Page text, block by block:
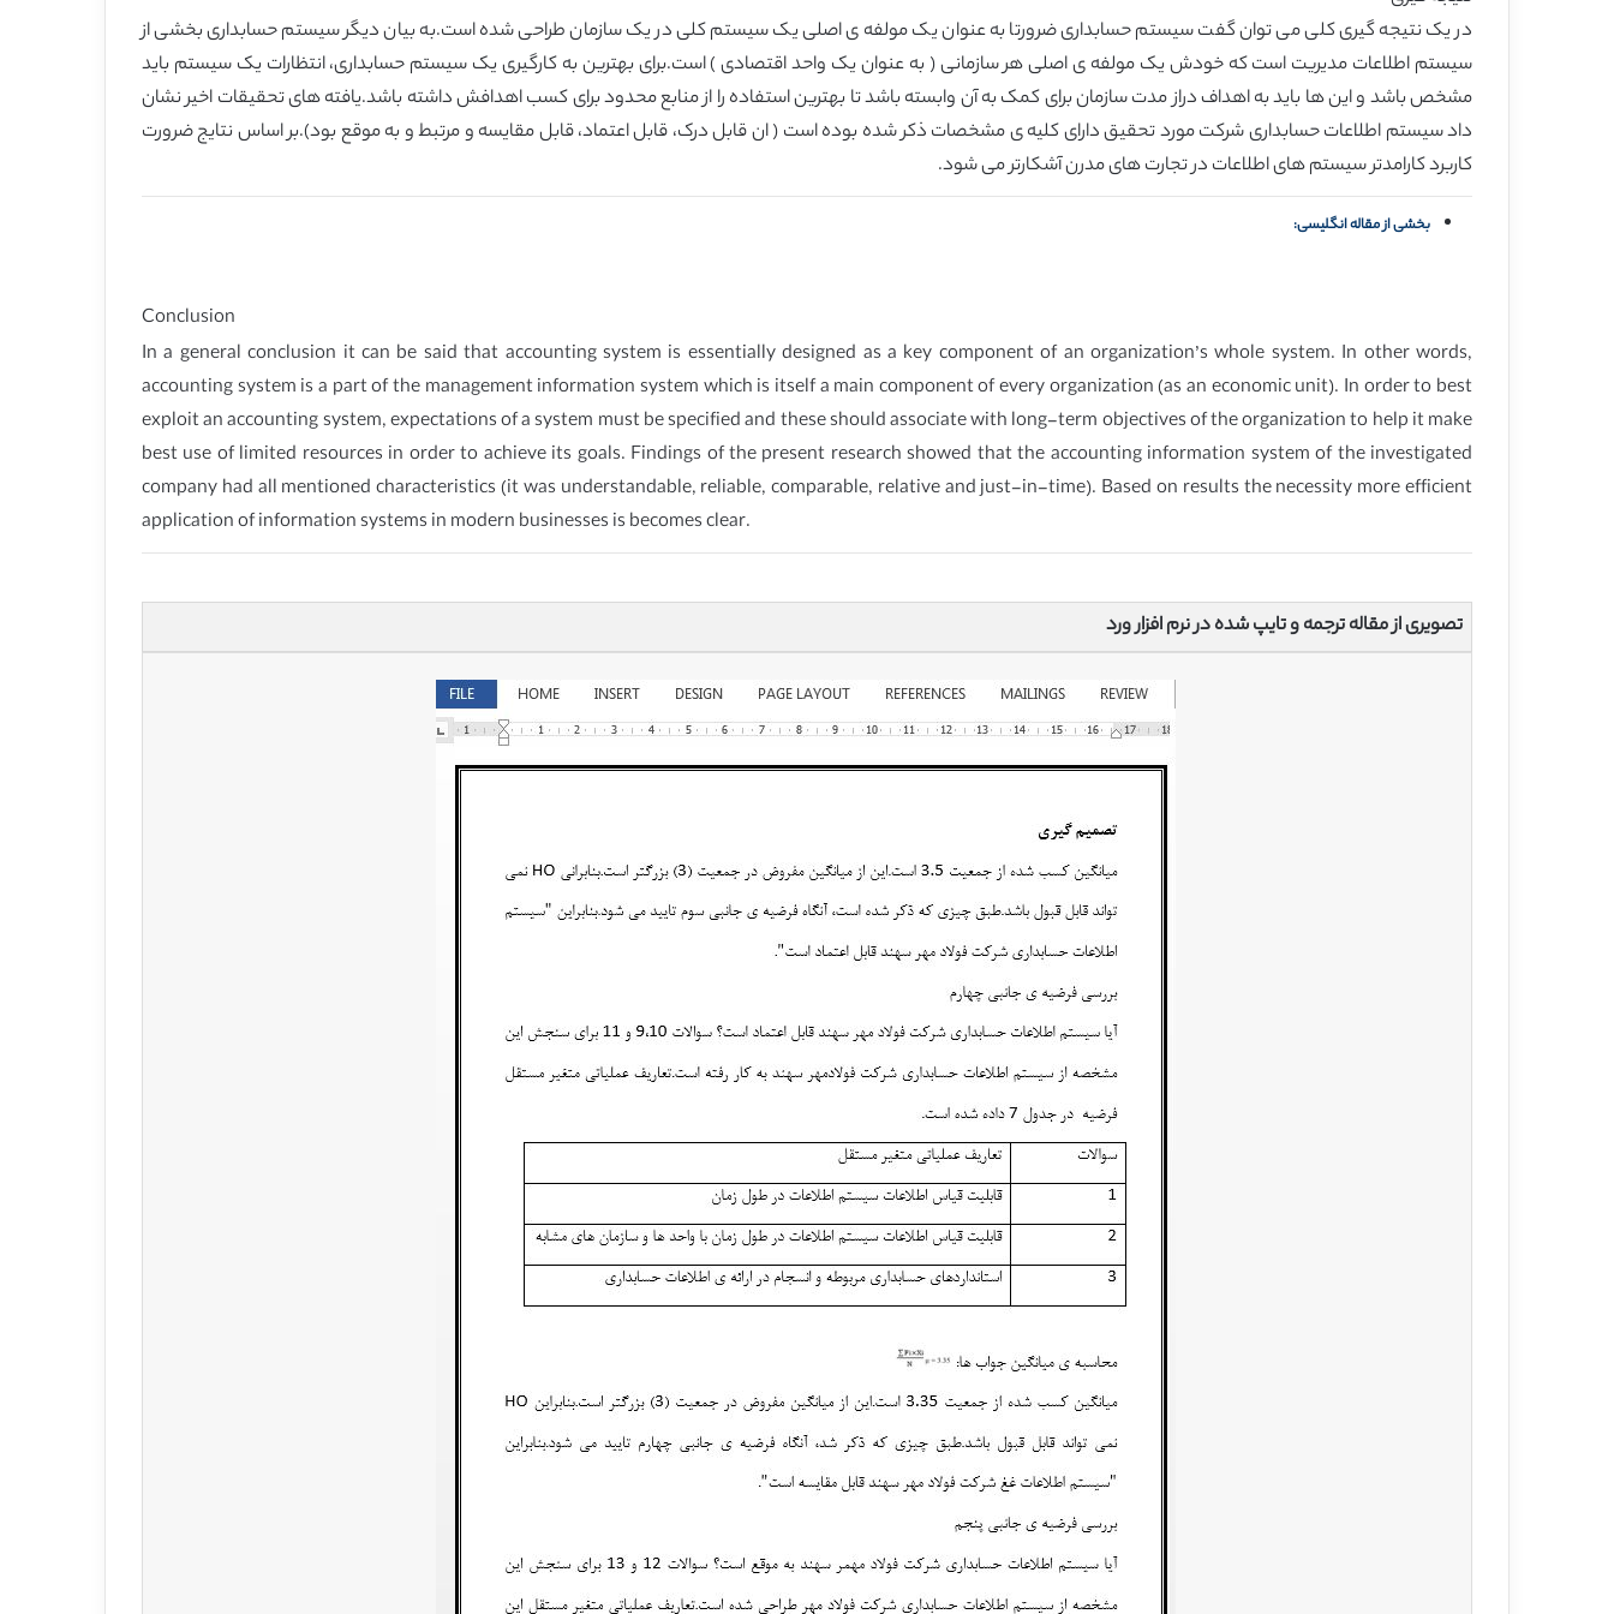
در یک نتیجه گیری کلی می توان گفت سیستم حسابداری ضرورتا به عنوان یک مولفه ی اصلی یک سیستم کلی در یک سازمان طراحی شده است.به بیان دیگر سیستم حسابداری بخشی از
سیستم اطلاعات مدیریت است که خودش یک مولفه ی اصلی هر سازمانی ( به عنوان یک واحد اقتصادی ) است.برای بهترین به کارگیری یک سیستم حسابداری، انتظارات یک سیستم باید
مشخص باشد و این ها باید به اهداف دراز مدت سازمان برای کمک به آن وابسته باشد تا بهترین استفاده را از منابع محدود برای کسب اهدافش داشته باشد.یافته های تحقیقات اخیر نشان
داد سیستم اطلاعات حسابداری شرکت مورد تحقیق دارای کلیه ی مشخصات ذکر شده بوده است ( ان قابل درک، قابل اعتماد، قابل مقایسه و مرتبط و به موقع بود).بر اساس نتایج ضرورت
کاربرد کارامدتر سیستم های اطلاعات در تجارت های مدرن آشکارتر می شود.
بخشی از مقاله انگلیسی:
Conclusion
In a general conclusion it can be said that accounting system is essentially designed as a key component of an organization’s whole system. In other words,
accounting system is a part of the management information system which is itself a main component of every organization (as an economic unit). In order to best
exploit an accounting system, expectations of a system must be specified and these should associate with long-term objectives of the organization to help it make
best use of limited resources in order to achieve its goals. Findings of the present research showed that the accounting information system of the investigated
company had all mentioned characteristics (it was understandable, reliable, comparable, relative and just-in-time). Based on results the necessity more efficient
application of information systems in modern businesses is becomes clear.
تصویری از مقاله ترجمه و تایپ شده در نرم افزار ورد